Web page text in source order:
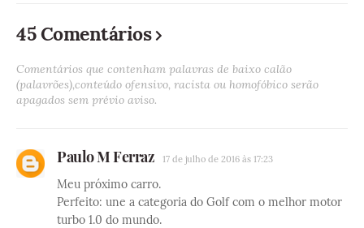
45 Comentários
Comentários que contenham palavras de baixo calão
(palavrões),conteúdo ofensivo, racista ou homofóbico serão
apagados sem prévio aviso.
Paulo M Ferraz 17 de julho de 2016 às 17:23
Meu próximo carro.
Perfeito: une a categoria do Golf com o melhor motor
turbo 1.0 do mundo.